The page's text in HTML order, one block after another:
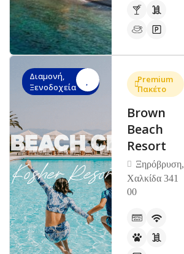
Διαμονή,
Ξενοδοχεία
Premium
Πακέτο
Brown
Beach
Resort
Ξηρόβρυση,
Χαλκίδα 341
00